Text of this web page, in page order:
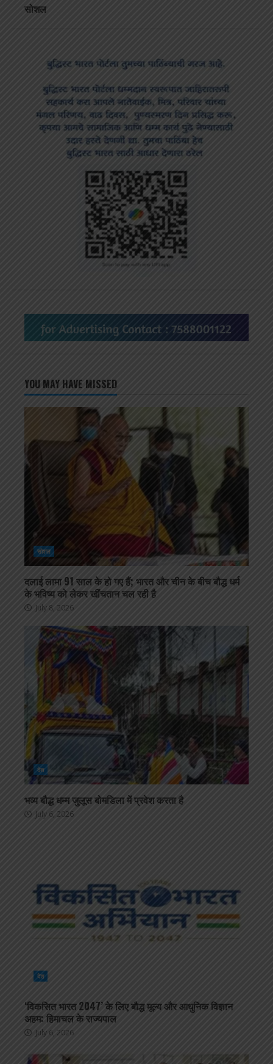
सोशल
YOU MAY HAVE MISSED
सोशल
दलाई लामा 91 साल के हो गए हैं; भारत और चीन के बीच बौद्ध धर्म
के भविष्य को लेकर खींचतान चल रही है
July 8, 2026
देश
भव्य बौद्ध धम्म जुलूस बोमडिला में प्रवेश करता है
July 6, 2026
देश
‘विकसित भारत 2047’ के लिए बौद्ध मूल्य और आधुनिक विज्ञान
अहम: हिमाचल के राज्यपाल
July 6, 2026